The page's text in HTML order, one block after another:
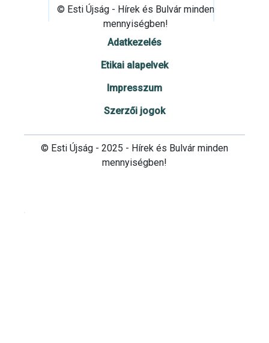
© Esti Újság - Hírek és Bulvár minden
mennyiségben!
Adatkezelés
Etikai alapelvek
Impresszum
Szerzői jogok
© Esti Újság - 2025 - Hírek és Bulvár minden
mennyiségben!